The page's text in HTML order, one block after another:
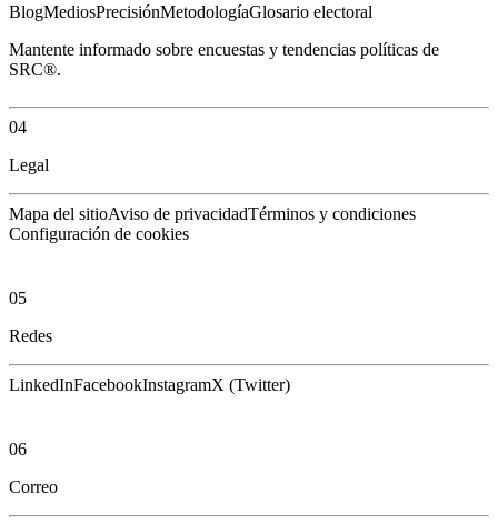
BlogMediosPrecisiónMetodologíaGlosario electoral
Mantente informado sobre encuestas y tendencias políticas de
SRC®.
04
Legal
Mapa del sitioAviso de privacidadTérminos y condiciones
Configuración de cookies
05
Redes
LinkedInFacebookInstagramX (Twitter)
06
Correo